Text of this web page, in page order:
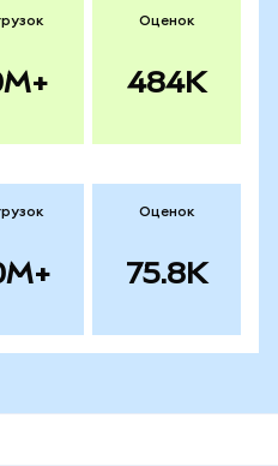
Оценок
484K
Оценок
75.8K